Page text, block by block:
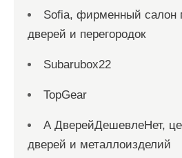
Sofia, фирменный салон
дверей и перегородок
Subarubox22
TopGear
А ДверейДешевлеНет,
дверей и металлоизделий